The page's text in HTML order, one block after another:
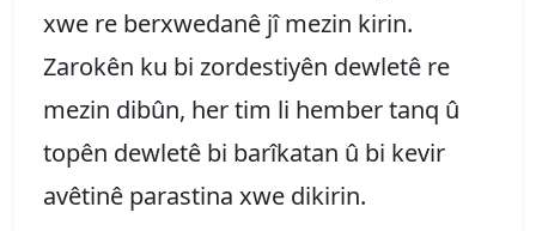
xwe re berxwedanê jî mezin kirin.
Zarokên ku bi zordestiyên dewletê re
mezin dibûn, her tim li hember tanq û
topên dewletê bi barîkatan û bi kevir
avêtinê parastina xwe dikirin.